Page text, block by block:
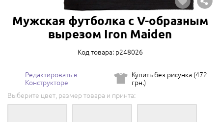
Мужская футболка с V-образным
вырезом Iron Maiden
Код товара: p248026
Редактировать в
Конструкторе
Купить без рисунка (472
грн.)
Выберите цвет, размер товара и принта: